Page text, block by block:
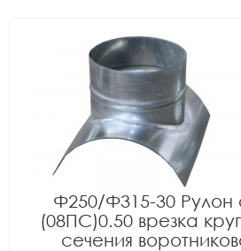
Ф250/Ф315-30 Рулон
(08ПС)0.50 врезка
сечения